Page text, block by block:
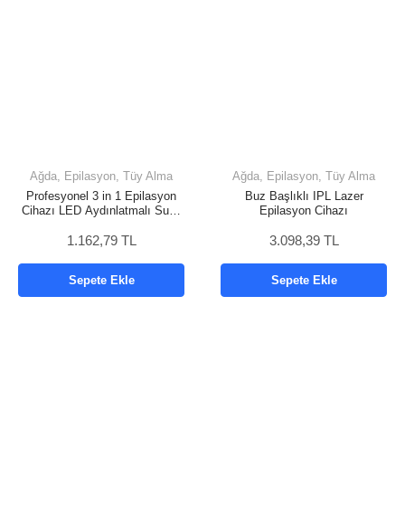
Ağda, Epilasyon, Tüy Alma
Profesyonel 3 in 1 Epilasyon
Cihazı LED Aydınlatmalı Suya
Yeni Nesil
1.162,79 TL
Sepete Ekle
Ağda, Epilasyon, Tüy Alma
Buz Başlıklı IPL Lazer
Epilasyon Cihazı
3.098,39 TL
Sepete Ekle